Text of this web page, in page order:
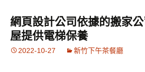
內
容
網頁設計公司依據的搬家
屋提供電梯保養
2022-10-27 新竹下午茶餐廳